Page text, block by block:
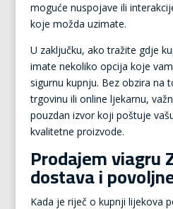
moguće nuspojave ili
koje možda uzimate.
U zaključku, ako tražite gdje
imate nekoliko opcija koje
sigurnu kupnju. Bez obzira na
trgovinu ili online ljekarnu,
pouzdan izvor koji poštuje
kvalitetne proizvode.
Prodajem viagru
dostava i
Kada je riječ o kupnji lijekova